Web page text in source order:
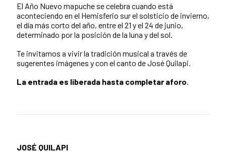
El Año Nuevo mapuche se celebra cuando está
aconteciendo en el Hemisferio sur el solsticio de invierno,
el día más corto del año, entre el 21 y el 24 de junio,
determinado por la posición de la luna y del sol.
Te invitamos a vivir la tradición musical a través de
sugerentes imágenes y con el canto de José Quilapi.
La entrada es liberada hasta completar aforo.
JOSÉ QUILAPI